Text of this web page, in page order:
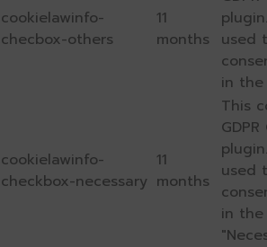
cookielawinfo-
checbox-others
11
months
used
in the
cookielawinfo-
checkbox-necessary
11
months
This
used
in